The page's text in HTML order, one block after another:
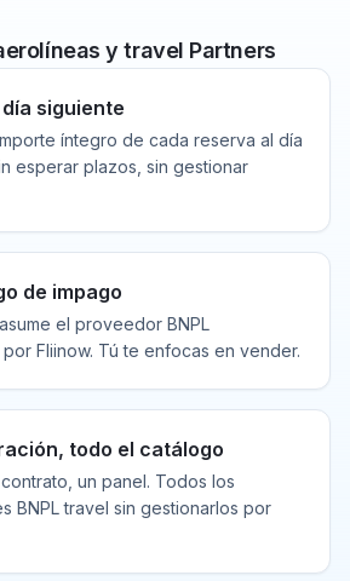
y travel Partners
siguiente
íntegro de cada reserva al día
esperar plazos, sin gestionar
de impago
el proveedor BNPL
Fliinow. Tú te enfocas en vender.
todo el catálogo
contrato, un panel. Todos los
BNPL travel sin gestionarlos por